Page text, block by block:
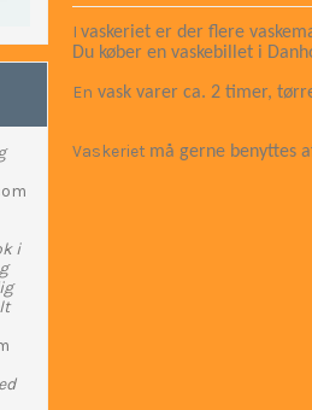
i
Ivaskeriet er der flere
Du køber en vaskebillet i
En vask varer ca. 2 timer,
Vaskeriet må gerne benyttes